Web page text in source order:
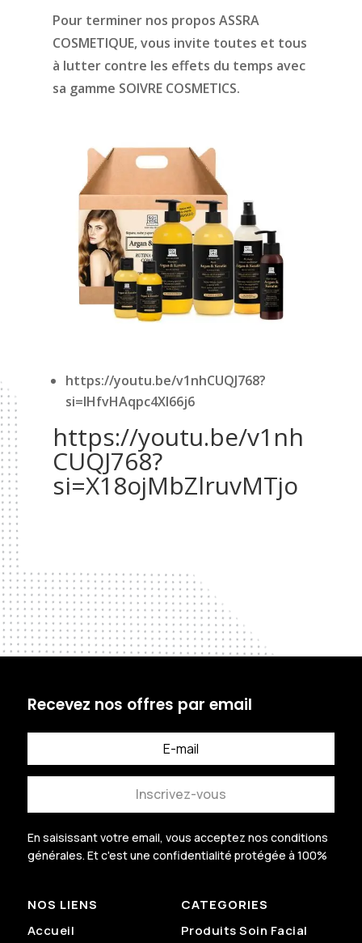
Pour terminer nos propos ASSRA
COSMETIQUE, vous invite toutes et tous
à lutter contre les effets du temps avec
sa gamme SOIVRE COSMETICS.
https://youtu.be/v1nhCUQJ768?
si=lHfvHAqpc4Xl66j6
https://youtu.be/v1nh
CUQJ768?
si=X18ojMbZlruvMTjo
Recevez nos offres par email
Inscrivez-vous
En saisissant votre email, vous acceptez nos conditions
générales. Et c'est une confidentialité protégée à 100%
NOS LIENS
Accueil
CATEGORIES
Produits Soin Facial